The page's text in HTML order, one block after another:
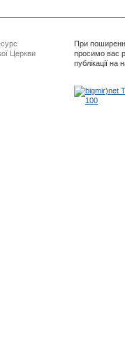
Церкви
При
просимо вас
публікації на